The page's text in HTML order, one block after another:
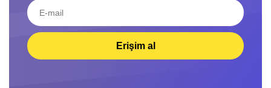
Erişim al